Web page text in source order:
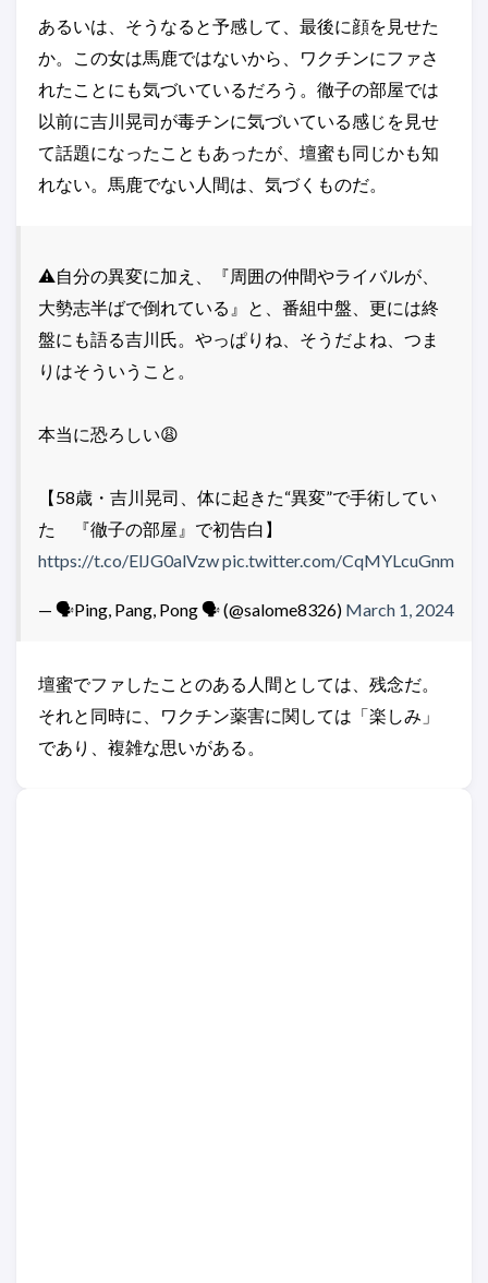
あるいは、そうなると予感して、最後に顔を見せた
か。この女は馬鹿ではないから、ワクチンにファさ
れたことにも気づいているだろう。徹子の部屋では
以前に吉川晃司が毒チンに気づいている感じを見せ
て話題になったこともあったが、壇蜜も同じかも知
れない。馬鹿でない人間は、気づくものだ。
⚠️自分の異変に加え、『周囲の仲間やライバルが、
大勢志半ばで倒れている』と、番組中盤、更には終
盤にも語る吉川氏。やっぱりね、そうだよね、つま
りはそういうこと。
本当に恐ろしい😩
【58歳・吉川晃司、体に起きた“異変”で手術してい
た 『徹子の部屋』で初告白】
https://t.co/ElJG0alVzwpic.twitter.com/CqMYLcuGnm
— 🗣️Ping, Pang, Pong 🗣️ (@salome8326) March 1, 2024
壇蜜でファしたことのある人間としては、残念だ。
それと同時に、ワクチン薬害に関しては「楽しみ」
であり、複雑な思いがある。